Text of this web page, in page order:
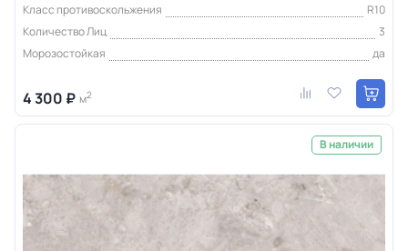
Класс противоскольжения
R10
Количество Лиц
3
Морозостойкая
да
4 300 ₽ м2
В наличии